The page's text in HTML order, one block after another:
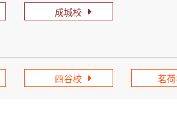
成城校
四谷校 茗